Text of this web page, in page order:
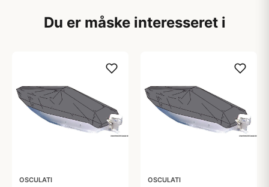
Du er måske interesseret i
OSCULATI OSCULATI